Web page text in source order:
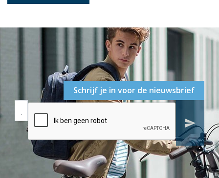
Schrijf je in voor de nieuwsbrief
send